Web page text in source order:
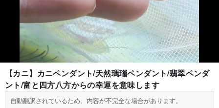
【カニ】カニペンダント/天然瑪瑙ペンダント/翡翠ペンダ
ント/富と四方八方からの幸運を意味します
自動翻訳されているため、内容が不完全な場合があります。